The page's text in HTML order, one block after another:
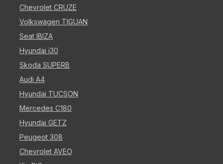
Chevrolet CRUZE
Volkswagen TIGUAN
Seat IBIZA
Hyundai i30
Skoda SUPERB
Audi A4
Hyundai TUCSON
Mercedes C180
Hyundai GETZ
Peugeot 308
Chevrolet AVEO